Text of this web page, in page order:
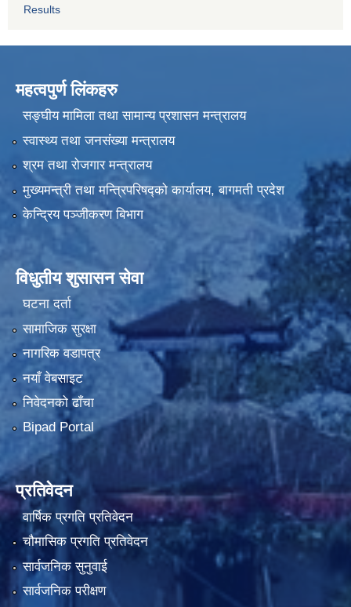
Results
महत्वपुर्ण लिंकहरु
सङ्घीय मामिला तथा सामान्य प्रशासन मन्त्रालय
स्वास्थ्य तथा जनसंख्या मन्त्रालय
श्रम तथा रोजगार मन्त्रालय
मुख्यमन्त्री तथा मन्त्रिपरिषद्को कार्यालय, बागमती प्रदेश
केन्द्रिय पञ्जीकरण बिभाग
विधुतीय शुसासन सेवा
घटना दर्ता
सामाजिक सुरक्षा
नागरिक वडापत्र
नयाँ वेबसाइट
निवेदनको ढाँचा
Bipad Portal
प्रतिवेदन
वार्षिक प्रगति प्रतिवेदन
चौमासिक प्रगति प्रतिवेदन
सार्वजनिक सुनुवाई
सार्वजनिक परीक्षण